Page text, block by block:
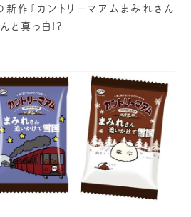
新作『カントリーマアムまみれさん
と真っ白!?